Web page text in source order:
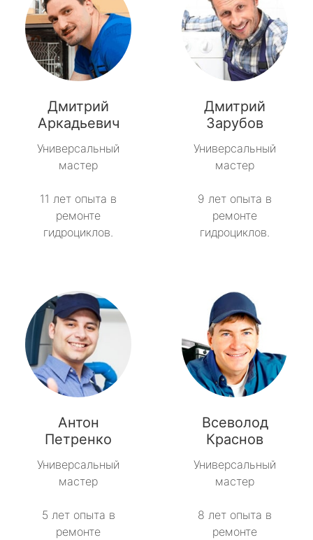
Дмитрий
Аркадьевич
Универсальный
мастер
11 лет опыта в
ремонте
гидроциклов.
Дмитрий
Зарубов
Универсальный
мастер
9 лет опыта в
ремонте
гидроциклов.
Антон
Петренко
Универсальный
мастер
5 лет опыта в
ремонте
Всеволод
Краснов
Универсальный
мастер
8 лет опыта в
ремонте